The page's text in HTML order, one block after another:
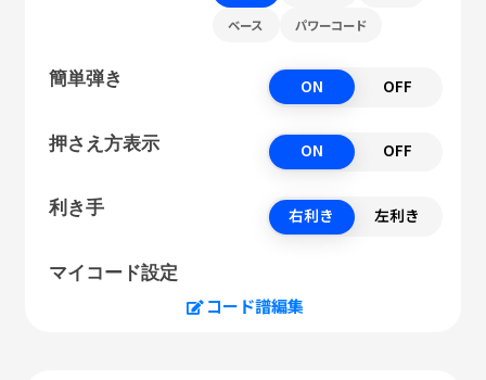
ベース パワーコード
簡単弾き ON OFF
押さえ方表示 ON OFF
利き手 右利き 左利き
マイコード設定
コード譜編集